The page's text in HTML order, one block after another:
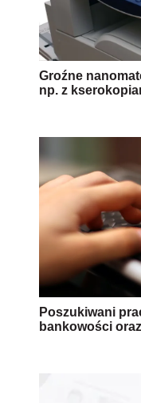
Groźne
np. z
Poszukiwani
bankowości